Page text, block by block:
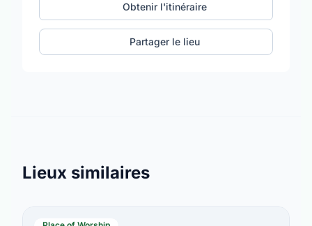
Obtenir l'itinéraire
Partager le lieu
Lieux similaires